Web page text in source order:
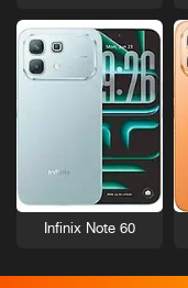
Infinix Note 60